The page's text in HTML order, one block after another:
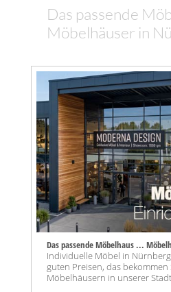
Das passende
Möbelhäuser in
Das passende Möbelhaus ...
Individuelle Möbel in
guten Preisen, das bekommen
Möbelhäusern in unserer Stadt